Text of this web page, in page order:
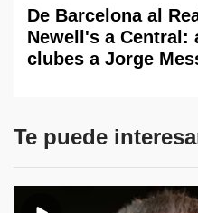
De Barcelona al
Newell's a
clubes a Jorge
Te puede